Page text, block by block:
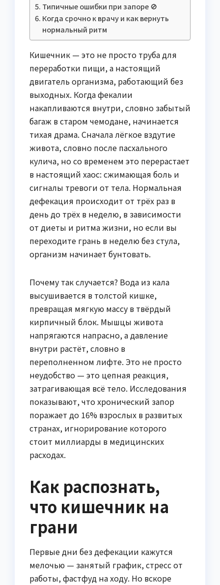
Типичные ошибки при запоре 🚫
Когда срочно к врачу и как вернуть
нормальный ритм
Кишечник — это не просто труба для
переработки пищи, а настоящий
двигатель организма, работающий без
выходных. Когда фекалии
накапливаются внутри, словно забытый
багаж в старом чемодане, начинается
тихая драма. Сначала лёгкое вздутие
живота, словно после пасхального
кулича, но со временем это перерастает
в настоящий хаос: сжимающая боль и
сигналы тревоги от тела. Нормальная
дефекация происходит от трёх раз в
день до трёх в неделю, в зависимости
от диеты и ритма жизни, но если вы
переходите грань в неделю без стула,
организм начинает бунтовать.
Почему так случается? Вода из кала
высушивается в толстой кишке,
превращая мягкую массу в твёрдый
кирпичный блок. Мышцы живота
напрягаются напрасно, а давление
внутри растёт, словно в
переполненном лифте. Это не просто
неудобство — это цепная реакция,
затрагивающая всё тело. Исследования
показывают, что хронический запор
поражает до 16% взрослых в развитых
странах, игнорирование которого
стоит миллиарды в медицинских
расходах.
Как распознать,
что кишечник на
грани
Первые дни без дефекации кажутся
мелочью — занятый график, стресс от
работы, фастфуд на ходу. Но вскоре